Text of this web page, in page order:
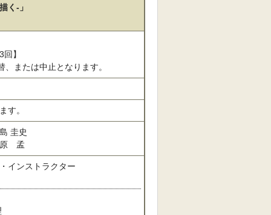
く-」
】
または中止となります。
す。
圭史
原 孟
インストラクター